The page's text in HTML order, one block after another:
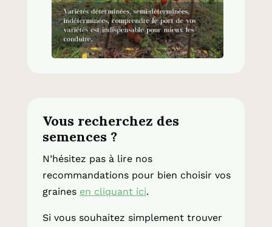
Vous recherchez des
semences ?
N’hésitez pas à lire nos
recommandations pour bien choisir vos
graines en cliquant ici.
Si vous souhaitez simplement trouver